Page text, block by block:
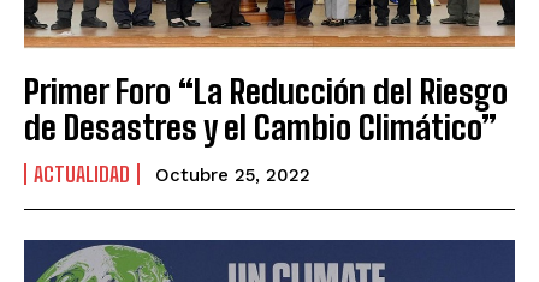
Primer Foro “La Reducción del Riesgo
de Desastres y el Cambio Climático”
ACTUALIDAD Octubre 25, 2022